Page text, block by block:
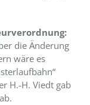
die Änderung
wäre es
H.-H. Viedt gab